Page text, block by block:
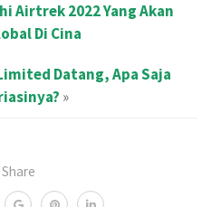
Share
Airtrek 2022 Yang Akan
Di Cina
Datang, Apa Saja
»